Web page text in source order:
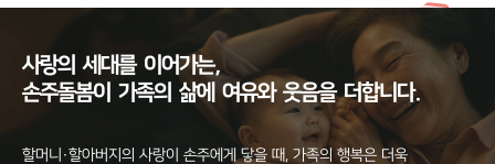
사랑의 세대를 이어가는,
손주돌봄이 가족의 삶에 여유와 웃음을 더합니다.
할머니·할아버지의 사랑이 손주에게 닿을 때, 가족의 행복은 더욱